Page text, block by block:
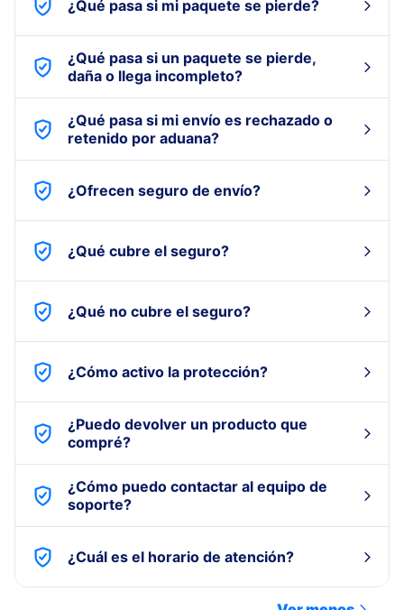
¿Qué pasa si mi paquete se pierde?
¿Qué pasa si un paquete se pierde,
daña o llega incompleto?
¿Qué pasa si mi envío es rechazado o
retenido por aduana?
¿Ofrecen seguro de envío?
¿Qué cubre el seguro?
¿Qué no cubre el seguro?
¿Cómo activo la protección?
¿Puedo devolver un producto que
compré?
¿Cómo puedo contactar al equipo de
soporte?
¿Cuál es el horario de atención?